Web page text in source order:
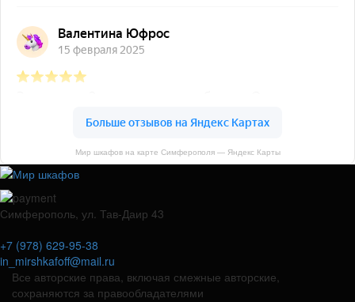
Мир шкафов на карте Симферополя — Яндекс Карты
Симферополь, ул. Тав-Даир 43
+7 (978) 629-95-38
in_mirshkafoff@mail.ru
Все авторские права, включая смежные авторские,
сохраняются за правообладателями